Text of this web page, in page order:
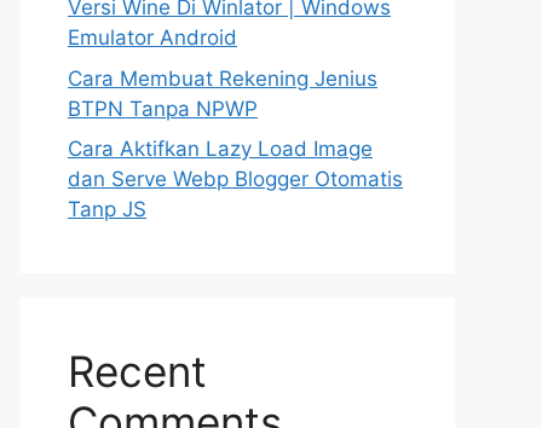
Versi Wine Di Winlator | Windows
Emulator Android
Cara Membuat Rekening Jenius
BTPN Tanpa NPWP
Cara Aktifkan Lazy Load Image
dan Serve Webp Blogger Otomatis
Tanp JS
Recent